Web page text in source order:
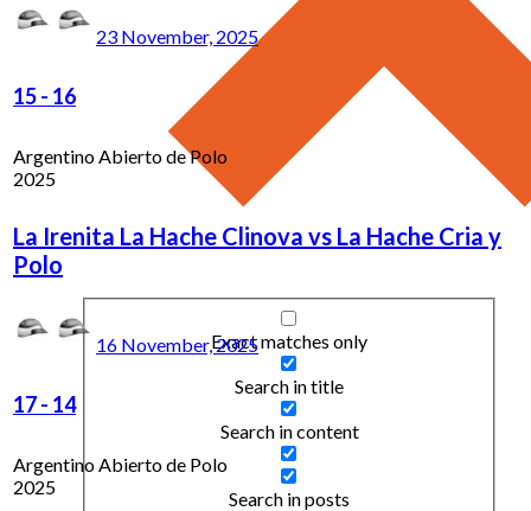
Exact matches only
Search in title
Search in content
Search in posts
23 November, 2025
15- 16
Argentino Abierto de Polo
2025
La Irenita La Hache Clinova vs La Hache Cria y
Polo
16 November, 2025
17- 14
Argentino Abierto de Polo
2025